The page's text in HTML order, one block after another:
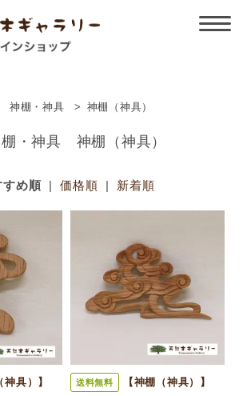
神棚・神具 > 神棚（神具）
・神具 神棚（神具）
すめ順 |価格順 | 新着順
神具）】
送料無料
【神棚（神具）】